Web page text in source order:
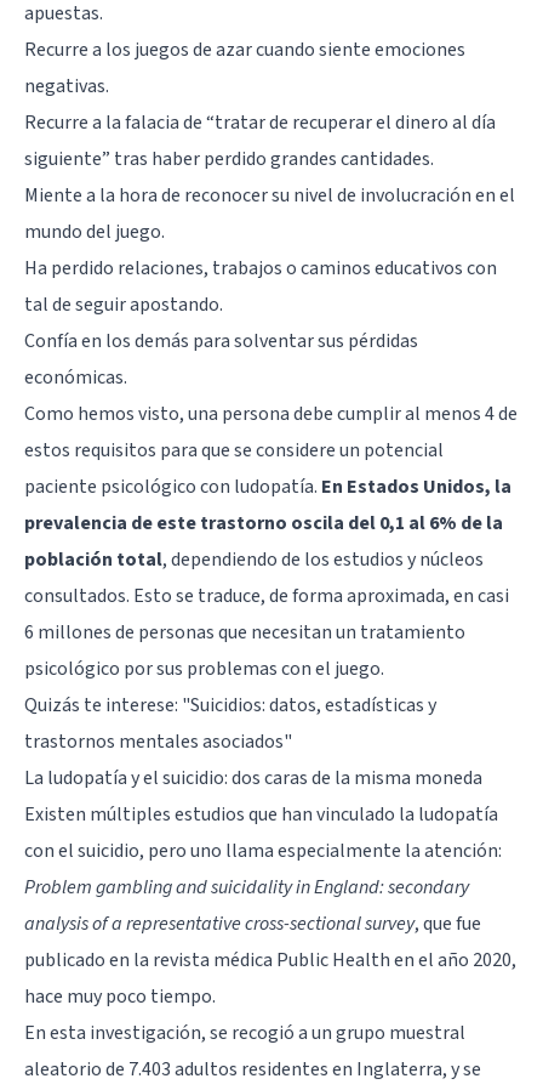
apuestas.
Recurre a los juegos de azar cuando siente emociones
negativas.
Recurre a la falacia de “tratar de recuperar el dinero al día
siguiente” tras haber perdido grandes cantidades.
Miente a la hora de reconocer su nivel de involucración en el
mundo del juego.
Ha perdido relaciones, trabajos o caminos educativos con
tal de seguir apostando.
Confía en los demás para solventar sus pérdidas
económicas.
Como hemos visto, una persona debe cumplir al menos 4 de
estos requisitos para que se considere un potencial
paciente psicológico con ludopatía. En Estados Unidos, la
prevalencia de este trastorno oscila del 0,1 al 6% de la
población total, dependiendo de los estudios y núcleos
consultados. Esto se traduce, de forma aproximada, en casi
6 millones de personas que necesitan un tratamiento
psicológico por sus problemas con el juego.
Quizás te interese: "Suicidios: datos, estadísticas y
trastornos mentales asociados"
La ludopatía y el suicidio: dos caras de la misma moneda
Existen múltiples estudios que han vinculado la ludopatía
con el suicidio, pero uno llama especialmente la atención:
Problem gambling and suicidality in England: secondary
analysis of a representative cross-sectional survey, que fue
publicado en la revista médica Public Health en el año 2020,
hace muy poco tiempo.
En esta investigación, se recogió a un grupo muestral
aleatorio de 7.403 adultos residentes en Inglaterra, y se